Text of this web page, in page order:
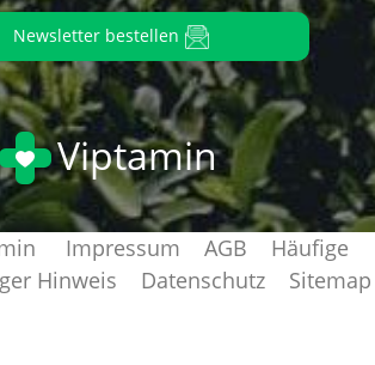
Newsletter bestellen
Viptamin
Impressum AGB
Häufige
Hinweis Datenschutz Sitemap